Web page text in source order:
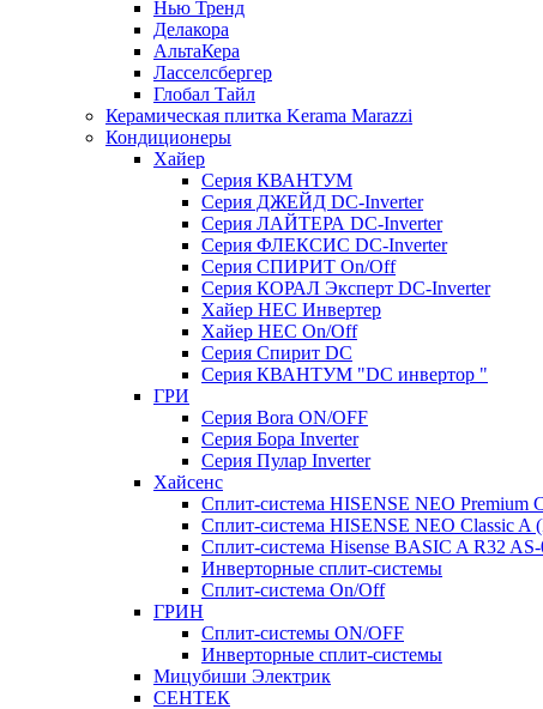
Нью Тренд
Делакора
АльтаКера
Ласселсбергер
Глобал Тайл
Керамическая плитка Kerama Marazzi
Кондиционеры
Хайер
Серия КВАНТУМ
Серия ДЖЕЙД DC-Inverter
Серия ЛАЙТЕРА DC-Inverter
Серия ФЛЕКСИС DC-Inverter
Серия СПИРИТ On/Off
Серия КОРАЛ Эксперт DC-Inverter
Хайер HEC Инвертер
Хайер HEC On/Off
Серия Спирит DC
Серия КВАНТУМ "DC инвертор "
ГРИ
Серия Bora ON/OFF
Серия Бора Inverter
Серия Пулар Inverter
Хайсенс
Сплит-система HISENSE NEO Premium
Сплит-система HISENSE NEO Classic A
Сплит-система Hisense BASIC A R32
Инверторные сплит-системы
Сплит-система On/Off
ГРИН
Сплит-системы ON/OFF
Инверторные сплит-системы
Мицубиши Электрик
СЕНТЕК